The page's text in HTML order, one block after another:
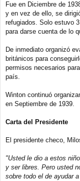
Fue en Diciembre de
y en vez de ello, se
refugiados. Solo estuvo
para darse cuenta de lo
De inmediato organizó
británicos para
permisos necesarios
país.
Winton continuó
en Septiembre de 1939.
Carta del Presidente
El presidente checo,
"Usted le dio a estos
y ser libres. Pero usted
sobre todo el de ayudar